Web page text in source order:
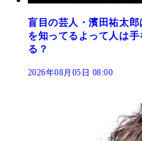
盲目の芸人・濱田祐太
を知ってるよって人は
る？
2026年08月05日 08:00